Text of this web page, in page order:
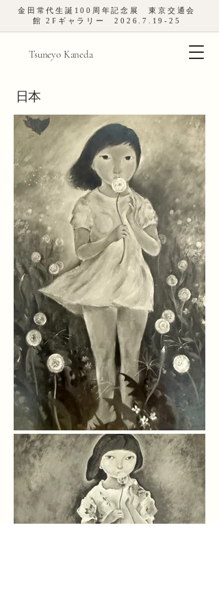
Tsuneyo Kaneda
金田常代生誕 100 周年記念展 東京交通会
館2 Fギャラリー2026.7.19-25
日本